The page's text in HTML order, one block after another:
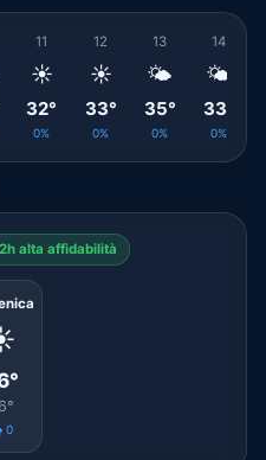
11
☀️
32°
0%
12
☀️
33°
0%
13
🌤️
35°
0%
14
🌤️
33°
0%
alta affidabilità
0